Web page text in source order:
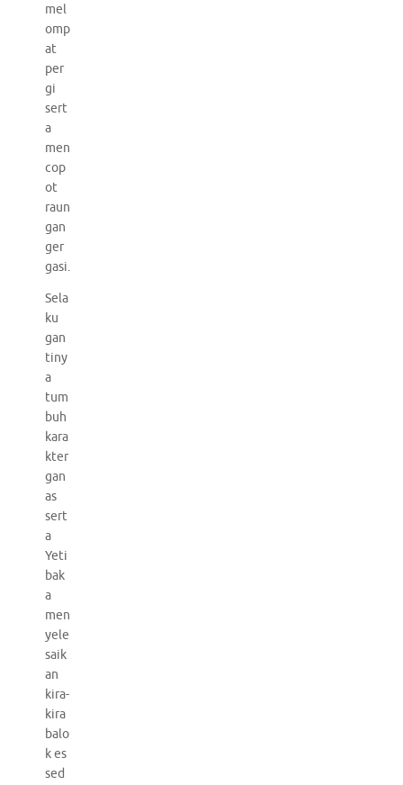
mel
omp
at
per
gi
sert
a
men
cop
ot
raun
gan
ger
gasi.
Sela
ku
gan
tiny
a
tum
buh
kara
kter
gan
as
sert
a
Yeti
bak
a
men
yele
saik
an
kira-
kira
balo
k es
sed